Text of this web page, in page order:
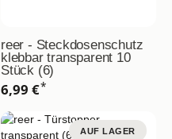
reer - Steckdosenschutz
klebbar transparent 10
Stück (6)
6,99 €*
AUF LAGER